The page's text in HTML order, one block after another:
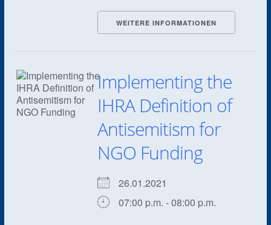
WEITERE INFORMATIONEN
Implementing the
IHRA Definition of
Antisemitism for
NGO Funding
26.01.2021
07:00 p.m. - 08:00 p.m.